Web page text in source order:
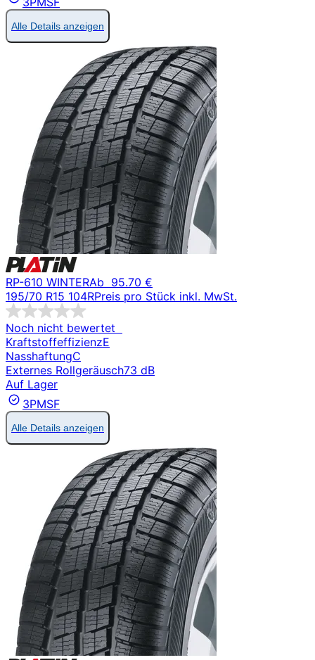
Alle Details anzeigen
RP-610 WINTERAb 95.70 €
195/70 R15 104RPreis pro Stück inkl. MwSt.
Noch nicht bewertet
KraftstoffeffizienzE
NasshaftungC
Externes Rollgeräusch73 dB
Auf Lager
3PMSF
Alle Details anzeigen